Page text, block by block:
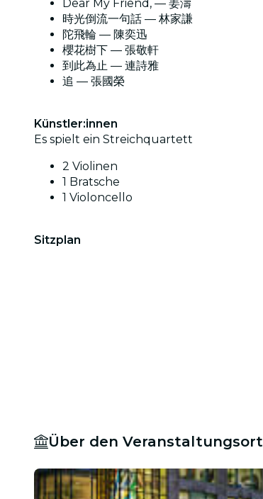
Dear My Friend, — 姜濤
時光倒流一句話 — 林家謙
陀飛輪 — 陳奕迅
櫻花樹下 — 張敬軒
到此為止 — 連詩雅
追 — 張國榮
Künstler:innen
Es spielt ein Streichquartett
2 Violinen
1 Bratsche
1 Violoncello
Sitzplan
Über den Veranstaltungsort